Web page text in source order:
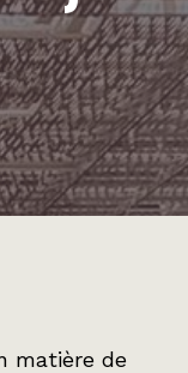
matière de